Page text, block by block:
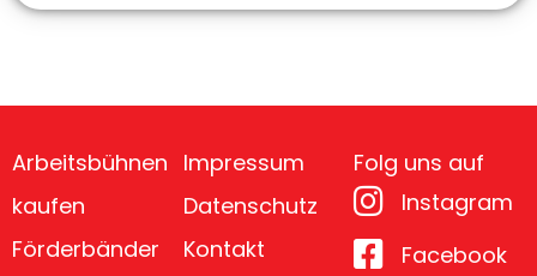
Arbeitsbühnen
kaufen
Förderbänder
Impressum
Datenschutz
Kontakt
Folg uns auf
Instagram
Facebook